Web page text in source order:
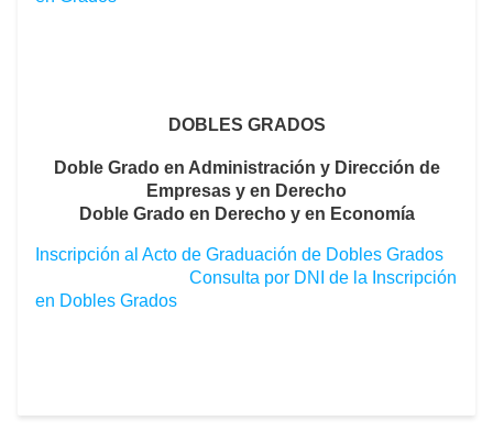
DOBLES GRADOS
Doble Grado en Administración y Dirección de
Empresas y en Derecho
Doble Grado en Derecho y en Economía
Inscripción al Acto de Graduación de Dobles Grados
Consulta por DNI de la Inscripción
en Dobles Grados